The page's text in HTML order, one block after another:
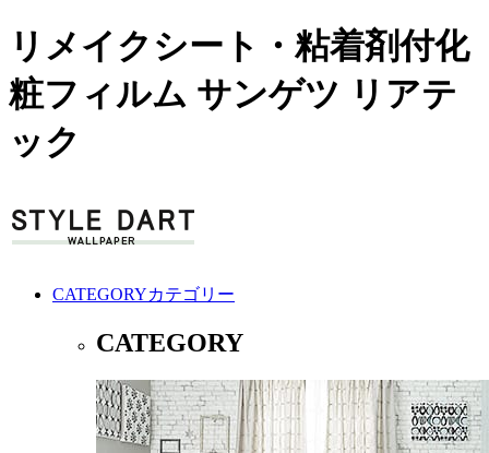
リメイクシート・粘着剤付化
粧フィルム サンゲツ リアテ
ック
CATEGORYカテゴリー
CATEGORY